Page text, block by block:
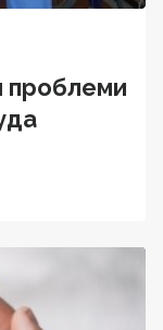
проблеми